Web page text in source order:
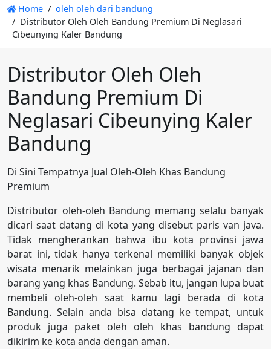
Home
oleh oleh dari bandung
Distributor Oleh Oleh Bandung Premium Di Neglasari
Cibeunying Kaler Bandung
Distributor Oleh Oleh
Bandung Premium Di
Neglasari Cibeunying Kaler
Bandung
Di Sini Tempatnya Jual Oleh-Oleh Khas Bandung
Premium
Distributor oleh-oleh Bandung memang selalu banyak
dicari saat datang di kota yang disebut paris van java.
Tidak mengherankan bahwa ibu kota provinsi jawa
barat ini, tidak hanya terkenal memiliki banyak objek
wisata menarik melainkan juga berbagai jajanan dan
barang yang khas Bandung. Sebab itu, jangan lupa buat
membeli oleh-oleh saat kamu lagi berada di kota
Bandung. Selain anda bisa datang ke tempat, untuk
produk juga paket oleh oleh khas bandung dapat
dikirim ke kota anda dengan aman.